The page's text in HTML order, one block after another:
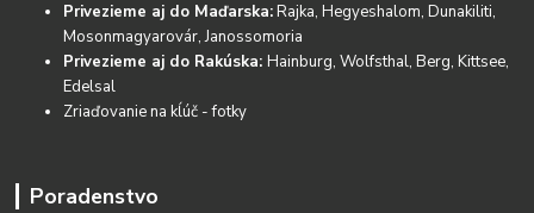
Privezieme aj do Maďarska:Rajka, Hegyeshalom, Dunakiliti,
Mosonmagyarovár, Janossomoria
Privezieme aj do Rakúska:Hainburg, Wolfsthal, Berg, Kittsee,
Edelsal
Zriaďovanie na kĺúč - fotky
Poradenstvo